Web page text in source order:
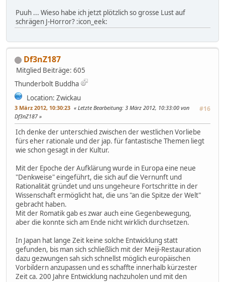
Puuh ... Wieso habe ich jetzt plötzlich so grosse Lust auf
schrägen J-Horror? :icon_eek:
Df3nZ187
Mitglied Beiträge: 605
Thunderbolt Buddha
Location: Zwickau
3 März 2012, 10:30:23 #16
Letzte Bearbeitung: 3 März 2012, 10:33:00 von
Df3nZ187
Ich denke der unterschied zwischen der westlichen Vorliebe
fürs eher rationale und der jap. für fantastische Themen liegt
wie schon gesagt in der Kultur.
Mit der Epoche der Aufklärung wurde in Europa eine neue
"Denkweise" eingeführt, die sich auf die Vernunft und
Rationalität gründet und uns ungeheure Fortschritte in der
Wissenschaft ermöglicht hat, die uns "an die Spitze der Welt"
gebracht haben.
Mit der Romatik gab es zwar auch eine Gegenbewegung,
aber die konnte sich am Ende nicht wirklich durchsetzen.
In Japan hat lange Zeit keine solche Entwicklung statt
gefunden, bis man sich schließlich mit der Meiji-Restauration
dazu gezwungen sah sich schnellst möglich europäischen
Vorbildern anzupassen und es schaffte innerhalb kürzester
Zeit ca. 200 Jahre Entwicklung nachzuholen und mit den